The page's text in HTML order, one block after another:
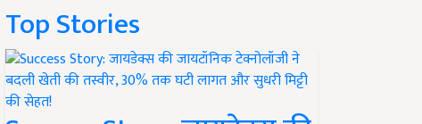
Top Stories